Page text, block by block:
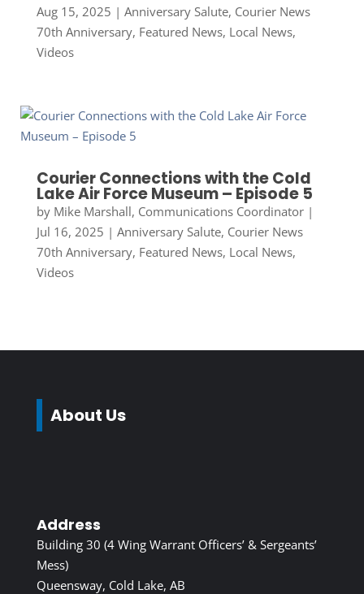
Aug 15, 2025 | Anniversary Salute, Courier News
70th Anniversary, Featured News, Local News,
Videos
Courier Connections with the Cold
Lake Air Force Museum – Episode 5
by Mike Marshall, Communications Coordinator|
Jul 16, 2025 | Anniversary Salute, Courier News
70th Anniversary, Featured News, Local News,
Videos
About Us
Address
Building 30 (4 Wing Warrant Officers’ & Sergeants’
Mess)
Queensway, Cold Lake, AB